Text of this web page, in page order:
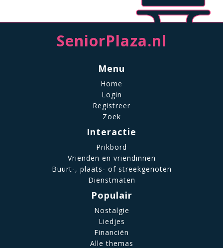
SeniorPlaza.nl
Menu
Home
Login
Registreer
Zoek
Interactie
Prikbord
Vrienden en vriendinnen
Buurt-, plaats- of streekgenoten
Dienstmaten
Populair
Nostalgie
Liedjes
Financiën
Alle themas